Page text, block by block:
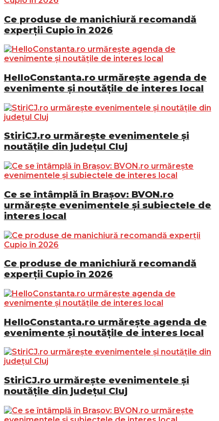
Ce produse de manichiură recomandă
experții Cupio în 2026
HelloConstanta.ro urmărește agenda de
evenimente și noutățile de interes local
StiriCJ.ro urmărește evenimentele și
noutățile din județul Cluj
Ce se întâmplă în Brașov: BVON.ro
urmărește evenimentele și subiectele de
interes local
Ce produse de manichiură recomandă
experții Cupio în 2026
HelloConstanta.ro urmărește agenda de
evenimente și noutățile de interes local
StiriCJ.ro urmărește evenimentele și
noutățile din județul Cluj